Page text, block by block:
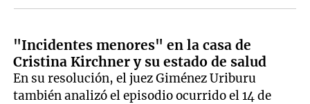
"Incidentes menores" en la casa de
Cristina Kirchner y su estado de salud
En su resolución, el juez Giménez Uriburu
también analizó el episodio ocurrido el 14 de